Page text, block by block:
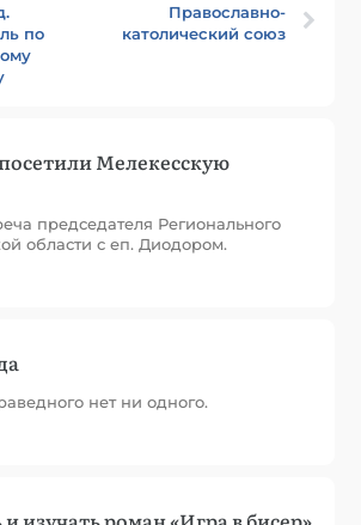
по
Православно-
католический союз
Мелекесскую
председателя Регионального
области с еп. Диодором.
нет ни одного.